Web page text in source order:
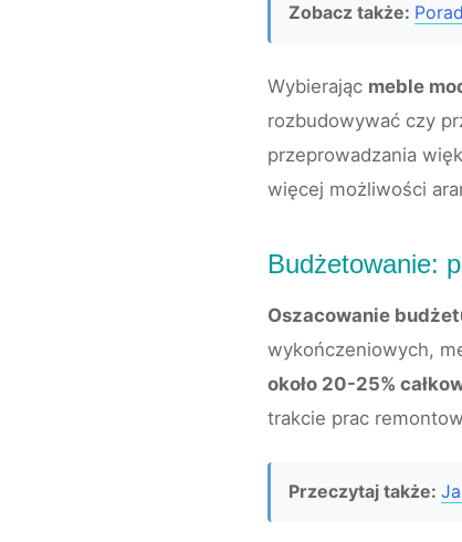
Zobacz także:
Wybierając meble
rozbudowywać czy
przeprowadzania
więcej możliwości
Budżetowanie:
Oszacowanie
wykończeniowych,
około 20-25%
trakcie prac
Przeczytaj także: